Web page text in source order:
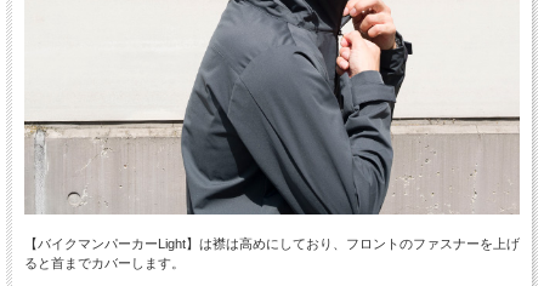
【バイクマンパーカーLight】は襟は高めにしており、フロントのファスナーを上げ
ると首までカバーします。